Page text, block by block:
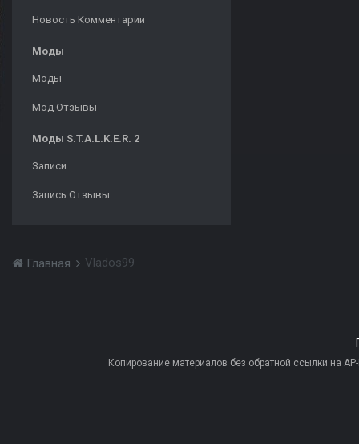
Новость Комментарии
Моды
Моды
Мод Отзывы
Моды S.T.A.L.K.E.R. 2
Записи
Запись Отзывы
Главная Vlados99
Копирование материалов без обратной ссылки на